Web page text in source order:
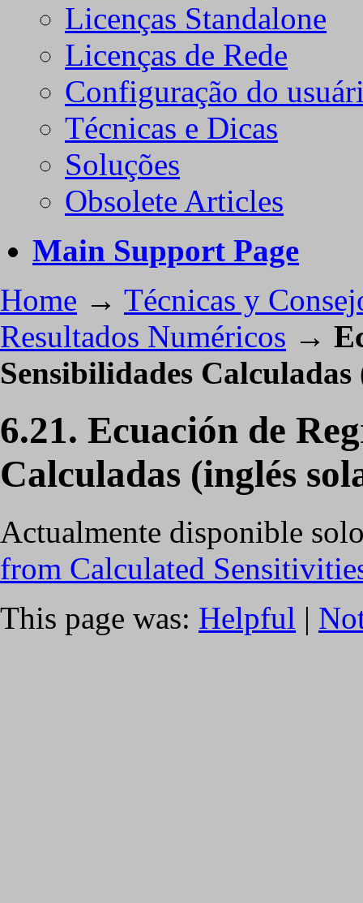
Licenças Standalone
Licenças de Rede
Configuração do
Técnicas e Dicas
Soluções
Obsolete Articles
Main Support Page
Home → Técnicas y
Resultados Numéricos →
Sensibilidades Calculadas
6.21. Ecuación de
Calculadas (inglés
Actualmente disponible
from Calculated
This page was: Helpful |